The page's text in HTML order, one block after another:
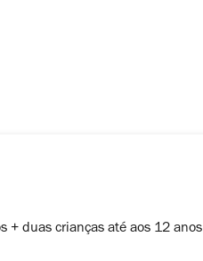
+ duas crianças até aos 12 anos